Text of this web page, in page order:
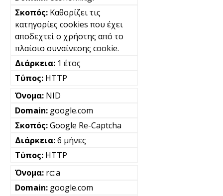
Καθορίζει τις
κατηγορίες cookies που έχει
αποδεχτεί ο χρήστης από το
πλαίσιο συναίνεσης cookie.
1 έτος
HTTP
NID
google.com
Google Re-Captcha
6 μήνες
HTTP
rc::a
google.com